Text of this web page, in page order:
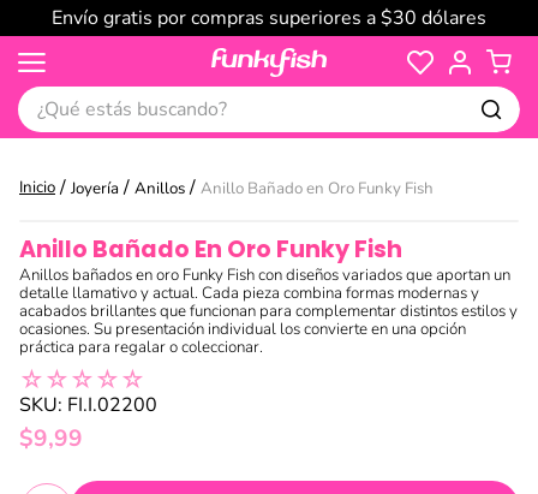
Envío gratis por compras superiores a $30 dólares
¿Qué estás buscando?
Joyería Anillos Anillo Bañado en Oro Funky Fish
Anillo Bañado En Oro Funky Fish
Anillos bañados en oro Funky Fish con diseños variados que aportan un
detalle llamativo y actual. Cada pieza combina formas modernas y
acabados brillantes que funcionan para complementar distintos estilos y
ocasiones. Su presentación individual los convierte en una opción
práctica para regalar o coleccionar.
☆☆☆☆☆
SKU: FI.I.02200
$9,99